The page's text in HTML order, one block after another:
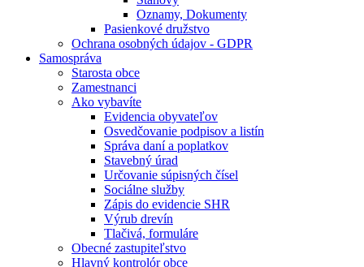
Oznamy, Dokumenty
Pasienkové družstvo
Ochrana osobných údajov - GDPR
Samospráva
Starosta obce
Zamestnanci
Ako vybavíte
Evidencia obyvateľov
Osvedčovanie podpisov a listín
Správa daní a poplatkov
Stavebný úrad
Určovanie súpisných čísel
Sociálne služby
Zápis do evidencie SHR
Výrub drevín
Tlačivá, formuláre
Obecné zastupiteľstvo
Hlavný kontrolór obce